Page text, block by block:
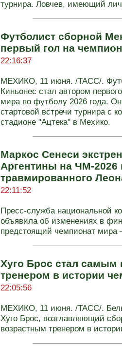
турнира. Ловчев, имеющий
Футболист сборной
первый гол на
22:16:37
МЕХИКО, 11 июня. /ТАСС/.
Киньонес стал автором
мира по футболу 2026 года.
стартовой встречи турнира с
стадионе "Ацтека" в Мехико.
Маркос Сенеси
Аргентины на ЧМ-2026
травмированного
22:11:52
Пресс-служба национальной
объявила об изменениях в
предстоящий чемпионат
Хуго Брос стал
тренером в истории
22:05:56
МЕХИКО, 11 июня. /ТАСС/.
Хуго Брос, возглавляющий
возрастным тренером в